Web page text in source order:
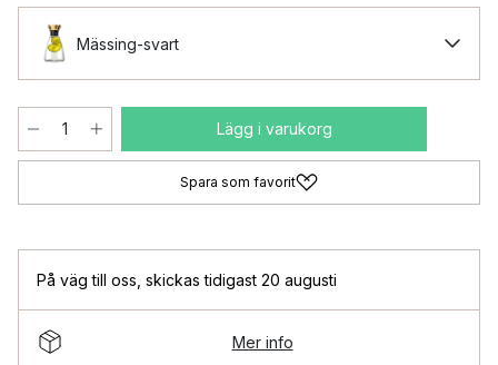
Mässing-svart
Lägg i varukorg
Spara som favorit
På väg till oss skickas tidigast 20 augusti
Mer info